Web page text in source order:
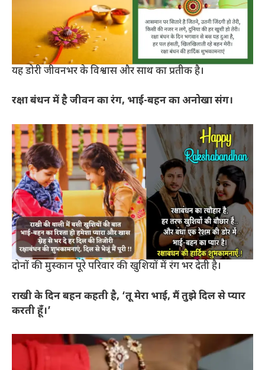
यह डोरी जीवनभर के विश्वास और साथ का प्रतीक है।
रक्षा बंधन में है जीवन का रंग, भाई-बहन का अनोखा संग।
दोनों की मुस्कान पूरे परिवार की खुशियों में रंग भर देती है।
राखी के दिन बहन कहती है, ‘तू मेरा भाई, मैं तुझे दिल से प्यार
करती हूँ।’